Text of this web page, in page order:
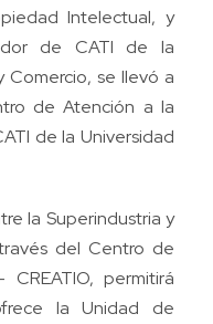
Intelectual, y
de CATI de la
Comercio, se llevó a
de Atención a la
de la Universidad
la Superindustria y
del Centro de
permitirá
la Unidad de